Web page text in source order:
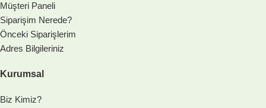
Müşteri Paneli
Siparişim Nerede?
Önceki Siparişlerim
Adres Bilgileriniz
Kurumsal
Biz Kimiz?